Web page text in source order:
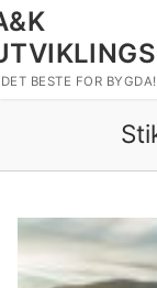
Hopp
til
innholdet
BESTE FOR BYGDA!